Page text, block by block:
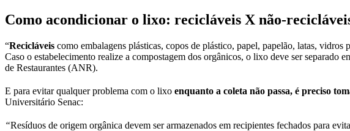
Como acondicionar o lixo: recicláveis X não-
“Recicláveis como embalagens plásticas, copos de plástico, papel, papelão, latas, vidros
Caso o estabelecimento realize a compostagem dos orgânicos, o lixo deve ser
de Restaurantes (ANR).
E para evitar qualquer problema com o lixo enquanto a coleta não passa, é preciso
Universitário Senac:
“Resíduos de origem orgânica devem ser armazenados em recipientes fechados para